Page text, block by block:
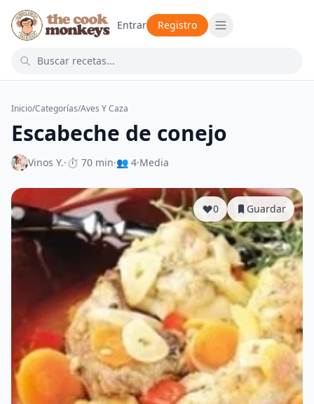
Entrar Registro
Inicio/Categorías/Aves Y Caza
Escabeche de conejo
Vinos Y.·⏱ 70 min·👥 4·Media
0 Guardar